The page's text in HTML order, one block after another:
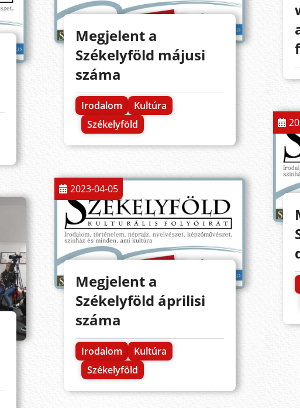
Megjelent a
Székelyföld májusi
száma
Irodalom
Kultúra
Székelyföld
2023-04-05
Megjelent a
Székelyföld áprilisi
száma
Irodalom
Kultúra
Székelyföld